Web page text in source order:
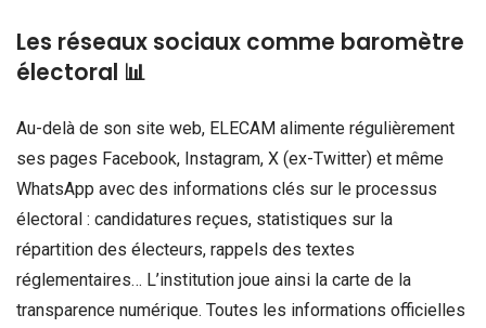
Les réseaux sociaux comme baromètre
électoral 📊
Au-delà de son site web, ELECAM alimente régulièrement
ses pages Facebook, Instagram, X (ex-Twitter) et même
WhatsApp avec des informations clés sur le processus
électoral : candidatures reçues, statistiques sur la
répartition des électeurs, rappels des textes
réglementaires… L’institution joue ainsi la carte de la
transparence numérique. Toutes les informations officielles